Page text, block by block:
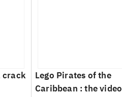
crack
Lego Pirates of the
Caribbean : the video